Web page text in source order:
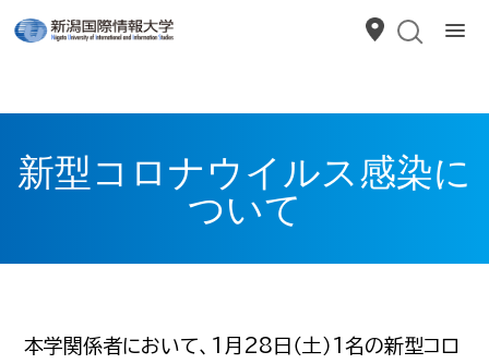
新型コロナウイルス感染に
ついて
本学関係者において、1月28日（土）1名の新型コロ